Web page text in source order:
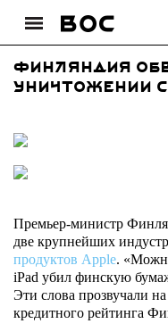
Финляндия
уничтожении
Премьер-министр
две крупнейших
продуктов Apple.
iPad убил финскую
Эти слова прозвучали
кредитного рейтинга